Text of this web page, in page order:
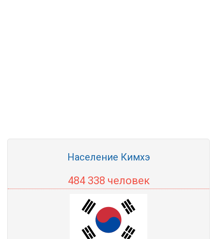
Население Кимхэ
484 338 человек